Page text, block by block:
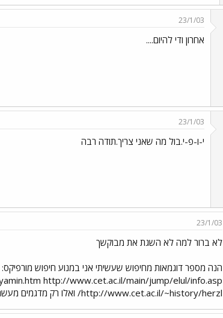
23/1/03
אחרון ודי להיום....
23/1/03
י-ו-פ-י.בול מה שאני צריך.תודה רבה
23/1/03
לא ברור למה לא השגת את מבוקשך
http://www.cet.ac.il/main/jump/elul/info.asp
http://www.cet.ac.il/~history/herzl/ ואלו רק מדגמים מעשרות קישורים נוספים. בהצלחה,